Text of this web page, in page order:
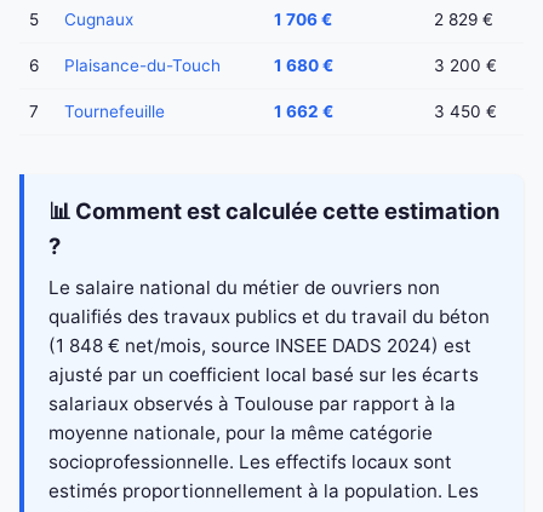
5 Cugnaux 1 706 € 2 829 €
6 Plaisance-du-Touch 1 680 € 3 200 €
7 Tournefeuille 1 662 € 3 450 €
📊 Comment est calculée cette estimation
?
Le salaire national du métier de ouvriers non
qualifiés des travaux publics et du travail du béton
(1 848 € net/mois, source INSEE DADS 2024) est
ajusté par un coefficient local basé sur les écarts
salariaux observés à Toulouse par rapport à la
moyenne nationale, pour la même catégorie
socioprofessionnelle. Les effectifs locaux sont
estimés proportionnellement à la population. Les